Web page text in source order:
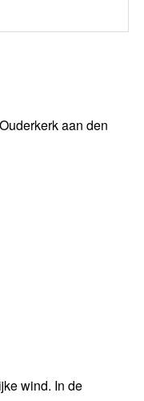
aan den
wind. In de